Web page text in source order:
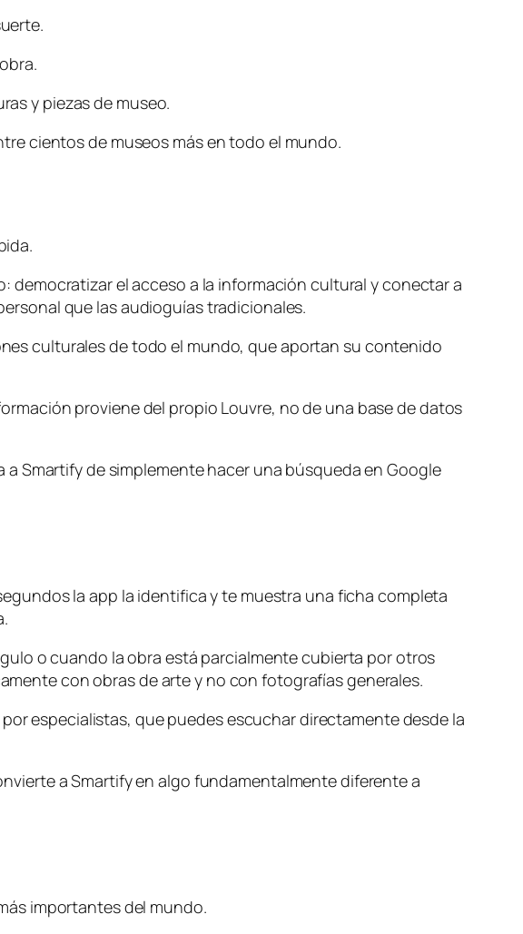
y piezas de museo.
cientos de museos más en todo el mundo.
el acceso a la información cultural y conectar a
que las audioguías tradicionales.
culturales de todo el mundo, que aportan su contenido
proviene del propio Louvre, no de una base de datos
Smartify de simplemente hacer una búsqueda en Google
la app la identifica y te muestra una ficha completa
o cuando la obra está parcialmente cubierta por otros
con obras de arte y no con fotografías generales.
especialistas, que puedes escuchar directamente desde la
a Smartify en algo fundamentalmente diferente a
importantes del mundo.